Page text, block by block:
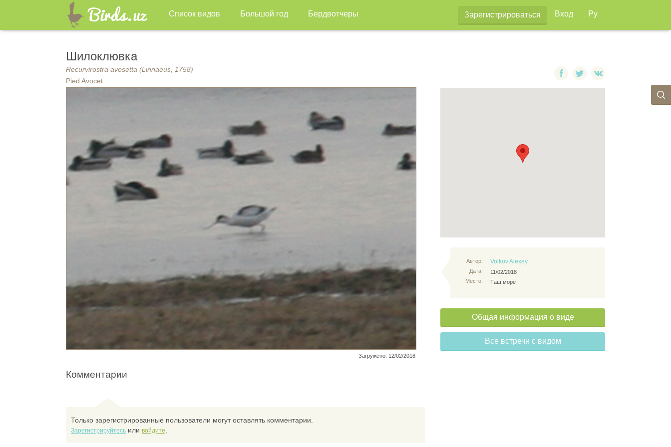
Список видов Большой год Бердвотчеры Зарегистрироваться Вход Ру
Шилоклювка
Recurvirostra avosetta (Linnaeus, 1758)
Pied Avocet
Загружено: 12/02/2018
Автор:
Дата:
Место:
Volkov Alexey
11/02/2018
Таш.море
Общая информация о виде
Все встречи с видом
Комментарии
Только зарегистрированные пользователи могут оставлять комментарии.
Зарегистрируйтесь или войдите